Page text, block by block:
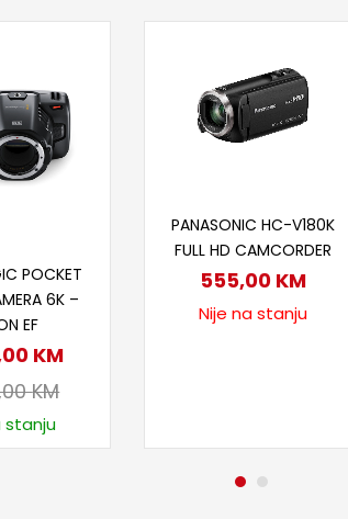
POCKET
6K –
EF
KM
KM
stanju
PANASONIC HC-V180K
FULL HD CAMCORDER
555,00 KM
Nije na stanju